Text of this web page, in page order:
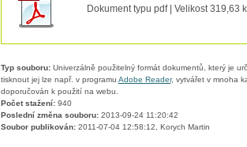
Dokument typu pdf | Velikost 319,63
Typ souboru:Univerzálně použitelný formát dokumentů, který je
tisknout jej lze např. v programu Adobe Reader, vytvářet v mnoha
doporučován k použití na webu.
Počet stažení:940
Poslední změna souboru:2013-09-24 11:20:42
Soubor publikován:2011-07-04 12:58:12, Korych Martin